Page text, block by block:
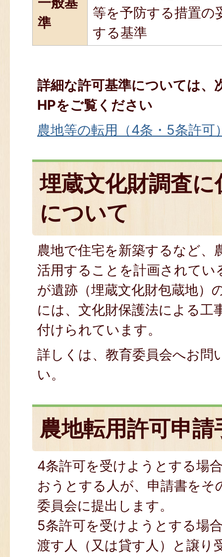
準
等を予防する措置の
する基準
詳細な許可基準については、
HPをご覧ください
農地等の転用（4条・5条許可
埋蔵文化財調査
について
農地で住宅を新築するなど、
活用することを計画されてい
が遺跡（埋蔵文化財包蔵地）
には、文化財保護法による工
付けられています。
詳しくは、教育委員会へお問
い。
農地転用許可申請
4条許可を受けようとする場
おうとする人が、申請書をそ
委員会に提出します。
5条許可を受けようとする場
渡す人（又は貸す人）と譲り